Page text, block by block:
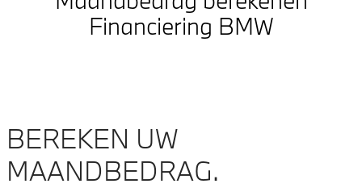
Financiering BMW
BEREKEN UW
MAANDBEDRAG.